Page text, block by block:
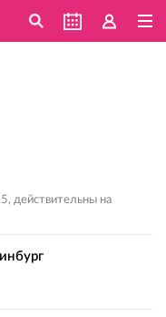
действительны на